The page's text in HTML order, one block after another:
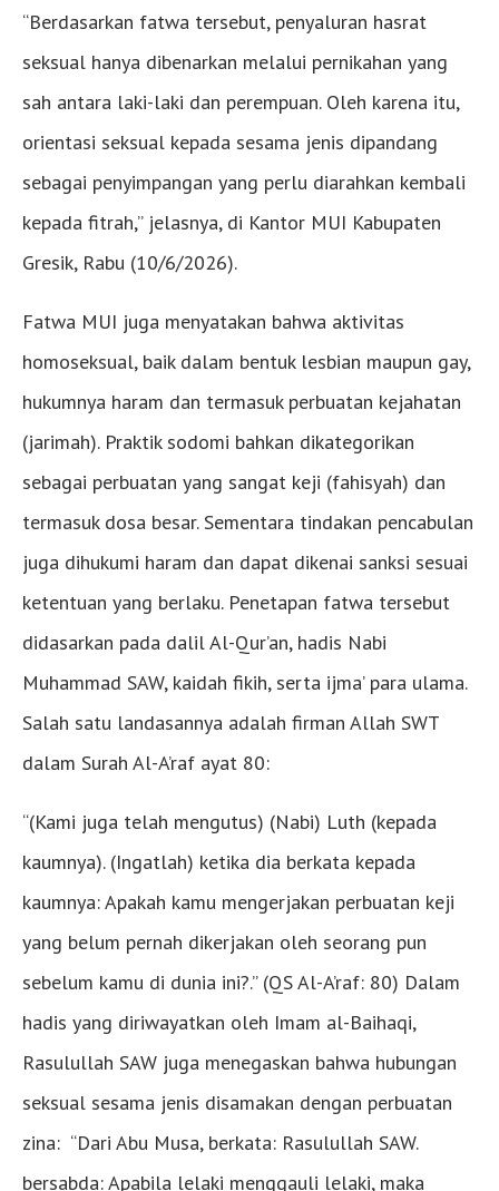
“Berdasarkan fatwa tersebut, penyaluran hasrat
seksual hanya dibenarkan melalui pernikahan yang
sah antara laki-laki dan perempuan. Oleh karena itu,
orientasi seksual kepada sesama jenis dipandang
sebagai penyimpangan yang perlu diarahkan kembali
kepada fitrah,” jelasnya, di Kantor MUI Kabupaten
Gresik, Rabu (10/6/2026).
Fatwa MUI juga menyatakan bahwa aktivitas
homoseksual, baik dalam bentuk lesbian maupun gay,
hukumnya haram dan termasuk perbuatan kejahatan
(jarimah). Praktik sodomi bahkan dikategorikan
sebagai perbuatan yang sangat keji (fahisyah) dan
termasuk dosa besar. Sementara tindakan pencabulan
juga dihukumi haram dan dapat dikenai sanksi sesuai
ketentuan yang berlaku. Penetapan fatwa tersebut
didasarkan pada dalil Al-Qur’an, hadis Nabi
Muhammad SAW, kaidah fikih, serta ijma’ para ulama.
Salah satu landasannya adalah firman Allah SWT
dalam Surah Al-A’raf ayat 80:
“(Kami juga telah mengutus) (Nabi) Luth (kepada
kaumnya). (Ingatlah) ketika dia berkata kepada
kaumnya: Apakah kamu mengerjakan perbuatan keji
yang belum pernah dikerjakan oleh seorang pun
sebelum kamu di dunia ini?.” (QS Al-A’raf: 80) Dalam
hadis yang diriwayatkan oleh Imam al-Baihaqi,
Rasulullah SAW juga menegaskan bahwa hubungan
seksual sesama jenis disamakan dengan perbuatan
zina: “Dari Abu Musa, berkata: Rasulullah SAW.
bersabda: Apabila lelaki menggauli lelaki, maka